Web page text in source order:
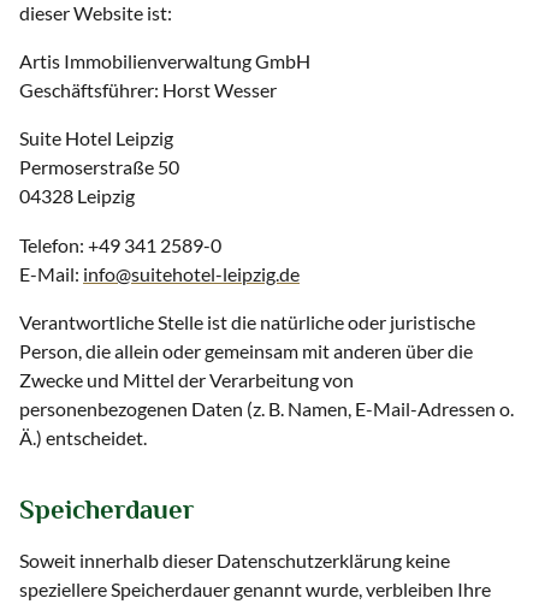
dieser Website ist:
Artis Immobilienverwaltung GmbH
Geschäftsführer: Horst Wesser
Suite Hotel Leipzig
Permoserstraße 50
04328 Leipzig
Telefon: +49 341 2589-0
E-Mail: info@suitehotel-leipzig.de
Verantwortliche Stelle ist die natürliche oder juristische
Person, die allein oder gemeinsam mit anderen über die
Zwecke und Mittel der Verarbeitung von
personenbezogenen Daten (z. B. Namen, E-Mail-Adressen o.
Ä.) entscheidet.
Speicherdauer
Soweit innerhalb dieser Datenschutzerklärung keine
speziellere Speicherdauer genannt wurde, verbleiben Ihre